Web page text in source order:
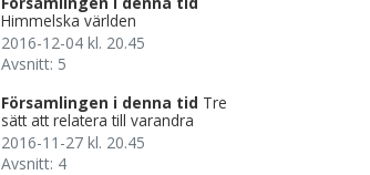
Himmelska världen
2016-12-04 kl. 20.45
Avsnitt: 5
Församlingen i denna tid Tre
sätt att relatera till varandra
2016-11-27 kl. 20.45
Avsnitt: 4